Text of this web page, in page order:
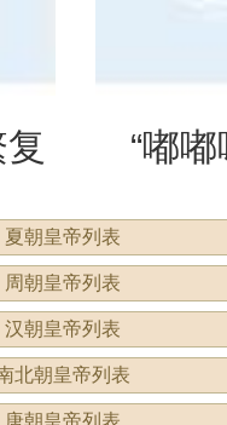
“嘟
吗？用
夏朝皇帝列表
周朝皇帝列表
汉朝皇帝列表
北朝皇帝列表
唐朝皇帝列表